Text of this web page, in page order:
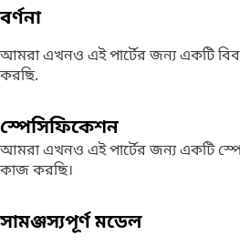
বর্ণনা
আমরা এখনও এই পার্টের জন্য একটি
করছি.
স্পেসিফিকেশন
আমরা এখনও এই পার্টের জন্য একটি
কাজ করছি।
সামঞ্জস্যপূর্ণ মডেল